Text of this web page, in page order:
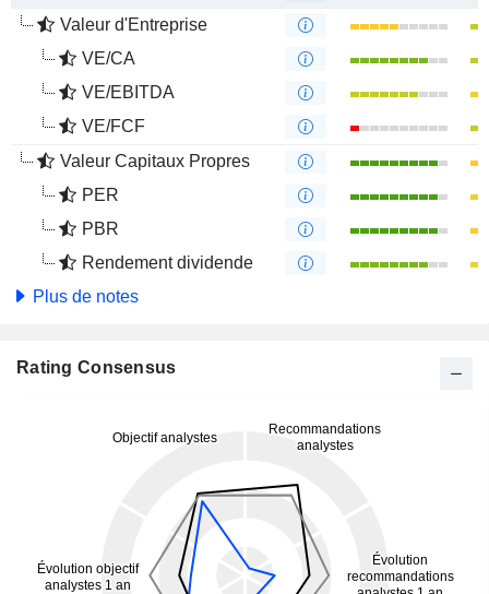
Valeur d'Entreprise
VE/CA
VE/EBITDA
VE/FCF
Valeur Capitaux Propres
PER
PBR
Rendement dividende
Plus de notes
Rating Consensus